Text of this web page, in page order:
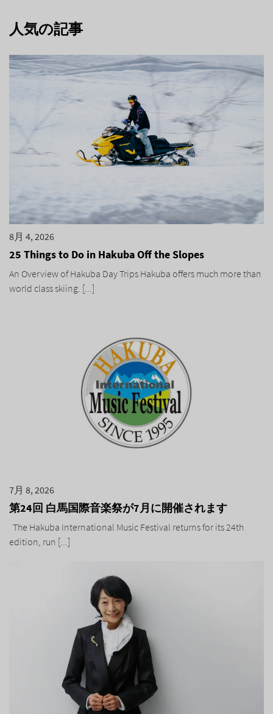
人気の記事
8月 4, 2026
25 Things to Do in Hakuba Off the Slopes
An Overview of Hakuba Day Trips Hakuba offers much more than
world class skiing. [...]
7月 8, 2026
第24回 白馬国際音楽祭が7月に開催されます
The Hakuba International Music Festival returns for its 24th
edition, run [...]